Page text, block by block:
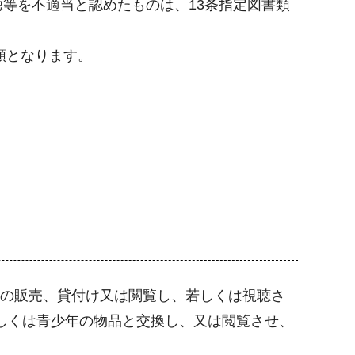
を不適当と認めたものは、13条指定図書類
なります。
販売、貸付け又は閲覧し、若しくは視聴さ
は青少年の物品と交換し、又は閲覧させ、